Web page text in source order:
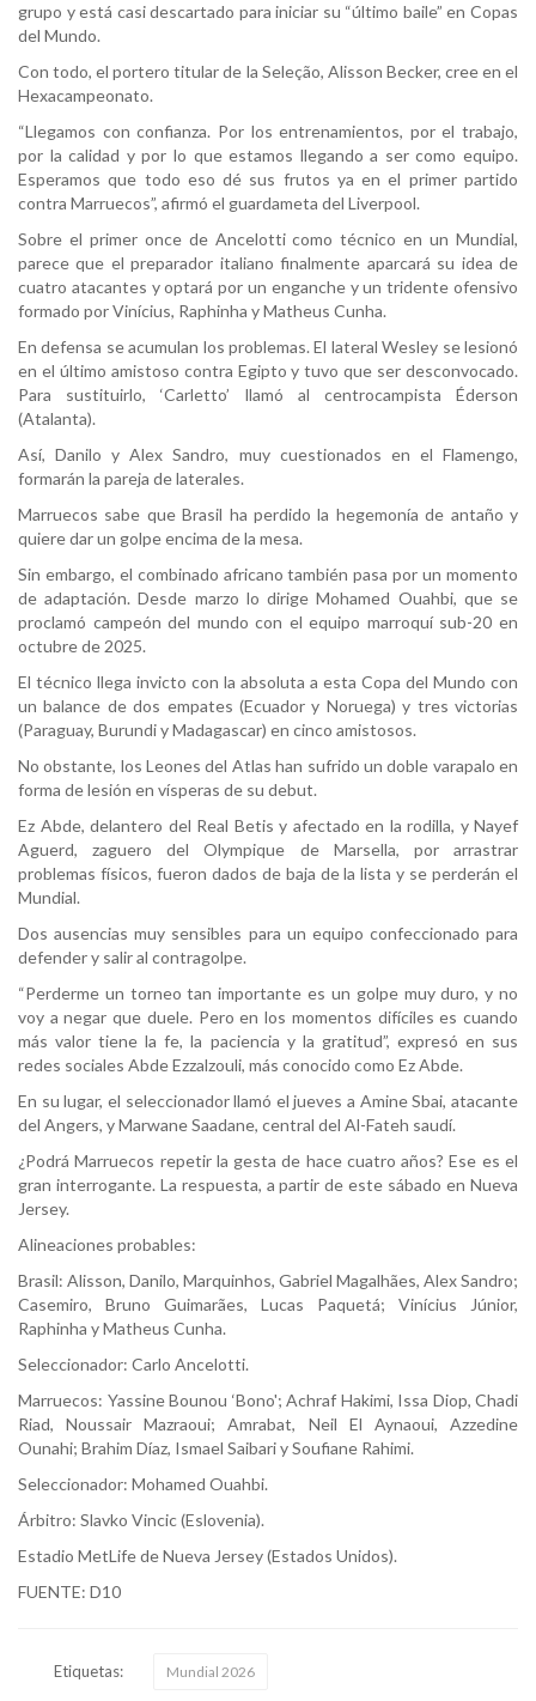
grupo y está casi descartado para iniciar su “último baile” en Copas
del Mundo.
Con todo, el portero titular de la Seleção, Alisson Becker, cree en el
Hexacampeonato.
“Llegamos con confianza. Por los entrenamientos, por el trabajo,
por la calidad y por lo que estamos llegando a ser como equipo.
Esperamos que todo eso dé sus frutos ya en el primer partido
contra Marruecos”, afirmó el guardameta del Liverpool.
Sobre el primer once de Ancelotti como técnico en un Mundial,
parece que el preparador italiano finalmente aparcará su idea de
cuatro atacantes y optará por un enganche y un tridente ofensivo
formado por Vinícius, Raphinha y Matheus Cunha.
En defensa se acumulan los problemas. El lateral Wesley se lesionó
en el último amistoso contra Egipto y tuvo que ser desconvocado.
Para sustituirlo, ‘Carletto’ llamó al centrocampista Éderson
(Atalanta).
Así, Danilo y Alex Sandro, muy cuestionados en el Flamengo,
formarán la pareja de laterales.
Marruecos sabe que Brasil ha perdido la hegemonía de antaño y
quiere dar un golpe encima de la mesa.
Sin embargo, el combinado africano también pasa por un momento
de adaptación. Desde marzo lo dirige Mohamed Ouahbi, que se
proclamó campeón del mundo con el equipo marroquí sub-20 en
octubre de 2025.
El técnico llega invicto con la absoluta a esta Copa del Mundo con
un balance de dos empates (Ecuador y Noruega) y tres victorias
(Paraguay, Burundi y Madagascar) en cinco amistosos.
No obstante, los Leones del Atlas han sufrido un doble varapalo en
forma de lesión en vísperas de su debut.
Ez Abde, delantero del Real Betis y afectado en la rodilla, y Nayef
Aguerd, zaguero del Olympique de Marsella, por arrastrar
problemas físicos, fueron dados de baja de la lista y se perderán el
Mundial.
Dos ausencias muy sensibles para un equipo confeccionado para
defender y salir al contragolpe.
“Perderme un torneo tan importante es un golpe muy duro, y no
voy a negar que duele. Pero en los momentos difíciles es cuando
más valor tiene la fe, la paciencia y la gratitud”, expresó en sus
redes sociales Abde Ezzalzouli, más conocido como Ez Abde.
En su lugar, el seleccionador llamó el jueves a Amine Sbai, atacante
del Angers, y Marwane Saadane, central del Al-Fateh saudí.
¿Podrá Marruecos repetir la gesta de hace cuatro años? Ese es el
gran interrogante. La respuesta, a partir de este sábado en Nueva
Jersey.
Alineaciones probables:
Brasil: Alisson, Danilo, Marquinhos, Gabriel Magalhães, Alex Sandro;
Casemiro, Bruno Guimarães, Lucas Paquetá; Vinícius Júnior,
Raphinha y Matheus Cunha.
Seleccionador: Carlo Ancelotti.
Marruecos: Yassine Bounou ‘Bono'; Achraf Hakimi, Issa Diop, Chadi
Riad, Noussair Mazraoui; Amrabat, Neil El Aynaoui, Azzedine
Ounahi; Brahim Díaz, Ismael Saibari y Soufiane Rahimi.
Seleccionador: Mohamed Ouahbi.
Árbitro: Slavko Vincic (Eslovenia).
Estadio MetLife de Nueva Jersey (Estados Unidos).
FUENTE: D10
Etiquetas: Mundial 2026